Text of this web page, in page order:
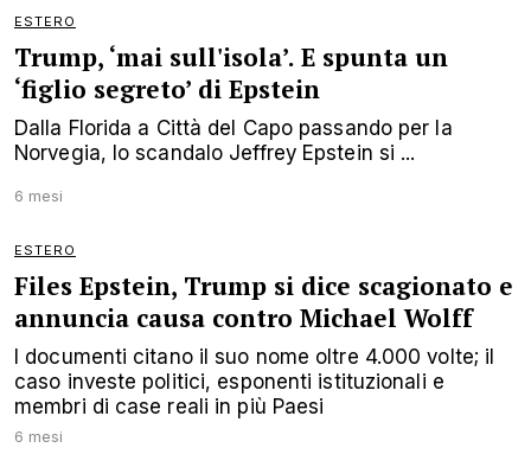
ESTERO
Trump, ‘mai sull'isola’. E spunta un
‘figlio segreto’ di Epstein
Dalla Florida a Città del Capo passando per la
Norvegia, lo scandalo Jeffrey Epstein si ...
6 mesi
ESTERO
Files Epstein, Trump si dice scagionato e
annuncia causa contro Michael Wolff
I documenti citano il suo nome oltre 4.000 volte; il
caso investe politici, esponenti istituzionali e
membri di case reali in più Paesi
6 mesi